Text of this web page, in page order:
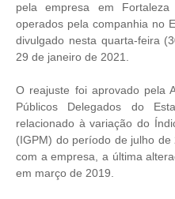
pela empresa em
operados pela companhia no
divulgado nesta quarta-feira
29 de janeiro de 2021.
O reajuste foi aprovado pela
Públicos Delegados do
relacionado à variação do
(IGPM) do período de julho
com a empresa, a última
em março de 2019.